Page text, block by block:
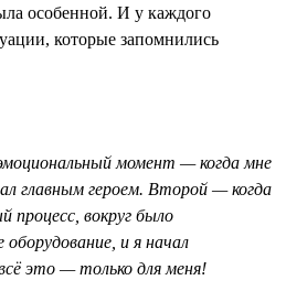
особенной. И у каждого
которые запомнились
момент — когда мне
главным героем. Второй — когда
процесс, вокруг было
оборудование, и я начал
это — только для меня!